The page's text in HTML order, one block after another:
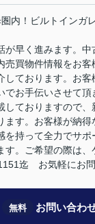
内！ビルトインガ
が早く進みます。
売買物件情報をお客
しております。お
でお手伝いさせて
しておりますので、
ます。お客様が納
を持って全力でサポ
す。ご希望の際は
迄 お気軽にお問
無料 お問い合わ